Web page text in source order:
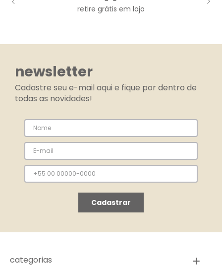
retire grátis em loja
newsletter
Cadastre seu e-mail aqui e fique por dentro de
todas as novidades!
Cadastrar
categorias